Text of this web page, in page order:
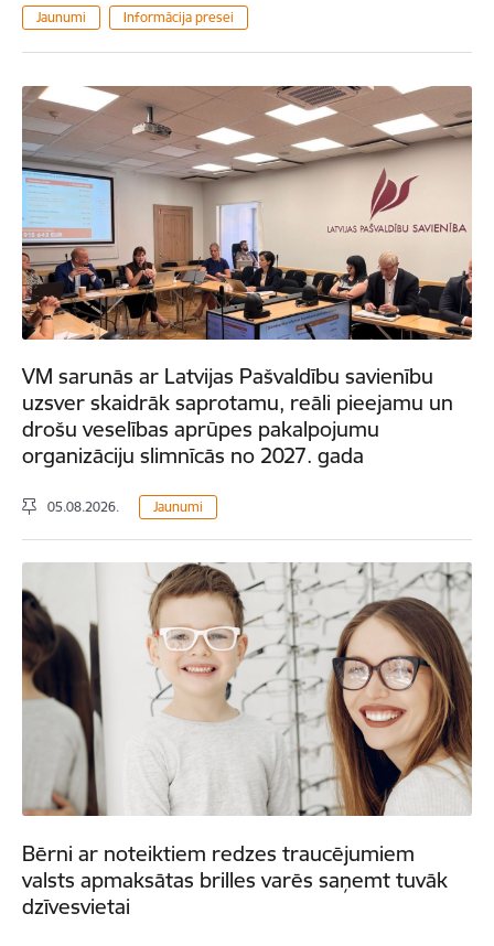
Jaunumi Informācija presei
VM sarunās ar Latvijas Pašvaldību savienību
uzsver skaidrāk saprotamu, reāli pieejamu un
drošu veselības aprūpes pakalpojumu
organizāciju slimnīcās no 2027. gada
05.08.2026. Jaunumi
Bērni ar noteiktiem redzes traucējumiem
valsts apmaksātas brilles varēs saņemt tuvāk
dzīvesvietai